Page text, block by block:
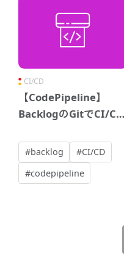
CI/CD
【CodePipeline】
BacklogのGitでCI/CD
てみた 【後編】
#backlog
#CI/CD
#codepipeline